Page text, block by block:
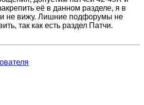
её в данном разделе, я в
не вижу. Лишние подфорумы не
так как есть раздел Патчи.